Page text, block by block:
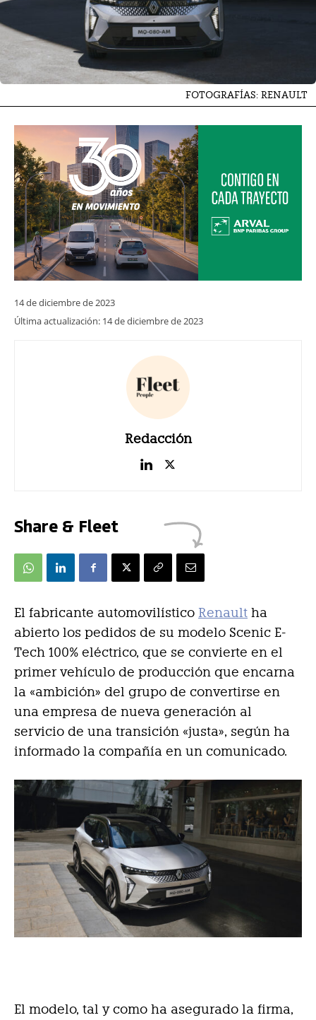
FOTOGRAFÍAS: RENAULT
14 de diciembre de 2023
Última actualización: 14 de diciembre de 2023
Redacción
Share & Fleet
El fabricante automovilístico Renault ha
abierto los pedidos de su modelo Scenic E-
Tech 100% eléctrico, que se convierte en el
primer vehículo de producción que encarna
la «ambición» del grupo de convertirse en
una empresa de nueva generación al
servicio de una transición «justa», según ha
informado la compañía en un comunicado.
El modelo, tal y como ha asegurado la firma,